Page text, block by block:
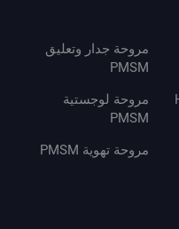
مروحة جدار وتعليق
PMSM
مروحة لوجستية
PMSM
مروحة تهوية PMSM